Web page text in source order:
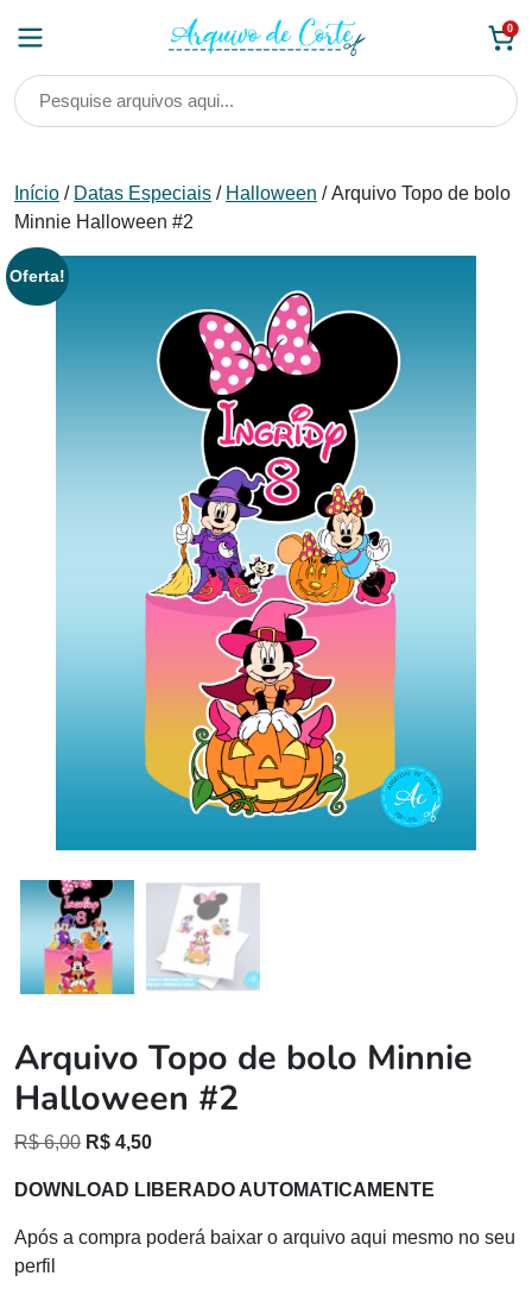
0
Início / Datas Especiais / Halloween / Arquivo Topo de bolo
Minnie Halloween #2
Oferta!
Arquivo Topo de bolo Minnie
Halloween #2
R$6,00 O
original
R$ 4,50O
atual
DOWNLOAD LIBERADO AUTOMATICAMENTE
Após a compra poderá baixar o arquivo aqui mesmo no seu
perfil